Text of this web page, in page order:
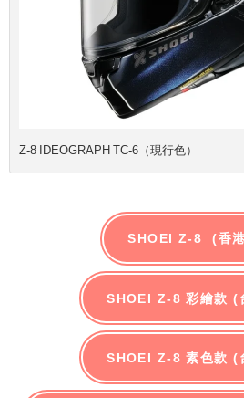
Z-8 IDEOGRAPH TC-6（現行色）
SHOEI Z-8 (香
SHOEI Z-8 彩繪款 (
SHOEI Z-8 素色款 (